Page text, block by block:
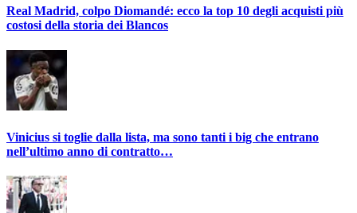
Real Madrid, colpo Diomandé: ecco la top 10 degli acquisti più
costosi della storia dei Blancos
Vinicius si toglie dalla lista, ma sono tanti i big che entrano
nell’ultimo anno di contratto…